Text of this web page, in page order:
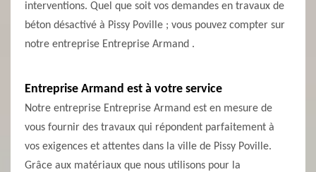
interventions. Quel que soit vos demandes en travaux de
béton désactivé à Pissy Poville ; vous pouvez compter sur
notre entreprise Entreprise Armand .
Entreprise Armand est à votre service
Notre entreprise Entreprise Armand est en mesure de
vous fournir des travaux qui répondent parfaitement à
vos exigences et attentes dans la ville de Pissy Poville.
Grâce aux matériaux que nous utilisons pour la